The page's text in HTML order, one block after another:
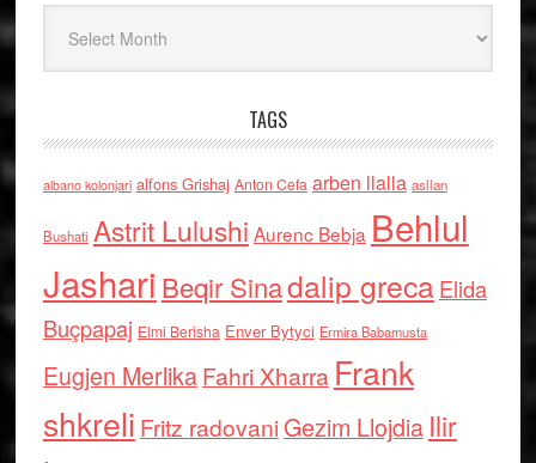
TAGS
albano kolonjari alfons Grishaj Anton Cefa arben llalla asllan
Bushati Astrit Lulushi Aurenc Bebja Behlul
Jashari Beqir Sinadalip grecaElida
Buçpapaj Elmi Berisha Enver Bytyci Ermira Babamusta
Eugjen MerlikaFahri Xharra Frank
shkreli Fritz radovaniGezim Llojdia Ilir